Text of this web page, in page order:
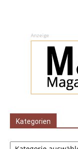
Anzeige
Kategorien
Kategorien